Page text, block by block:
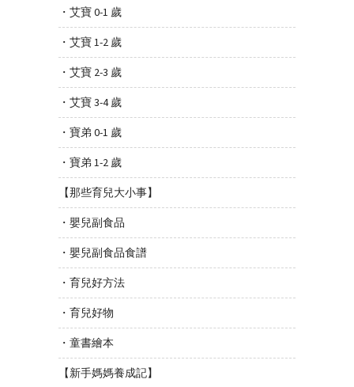
・艾寶 0-1 歲
・艾寶 1-2 歲
・艾寶 2-3 歲
・艾寶 3-4 歲
・寶弟 0-1 歲
・寶弟 1-2 歲
【那些育兒大小事】
・嬰兒副食品
・嬰兒副食品食譜
・育兒好方法
・育兒好物
・童書繪本
【新手媽媽養成記】